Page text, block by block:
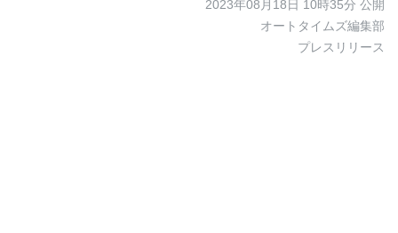
2023年08月18日 10時35分 公開
オートタイムズ編集部
プレスリリース